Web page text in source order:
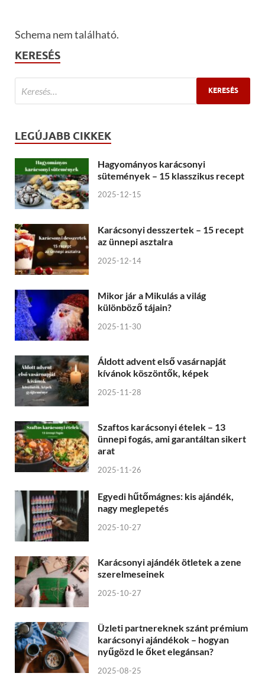
Schema nem található.
KERESÉS
LEGÚJABB CIKKEK
Hagyományos karácsonyi
sütemények – 15 klasszikus recept
2025-12-15
Karácsonyi desszertek – 15 recept
az ünnepi asztalra
2025-12-14
Mikor jár a Mikulás a világ
különböző tájain?
2025-11-30
Áldott advent első vasárnapját
kívánok köszöntők, képek
2025-11-28
Szaftos karácsonyi ételek – 13
ünnepi fogás, ami garantáltan sikert
arat
2025-11-26
Egyedi hűtőmágnes: kis ajándék,
nagy meglepetés
2025-10-27
Karácsonyi ajándék ötletek a zene
szerelmeseinek
2025-10-27
Üzleti partnereknek szánt prémium
karácsonyi ajándékok – hogyan
nyűgözd le őket elegánsan?
2025-08-25